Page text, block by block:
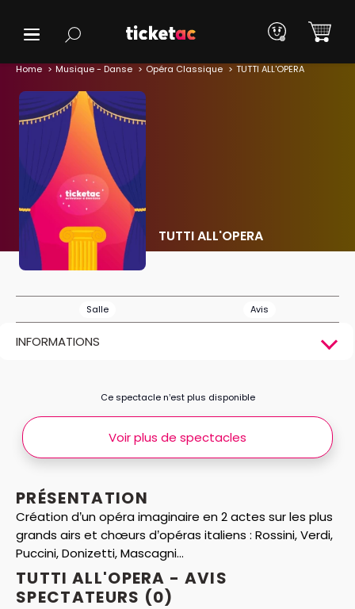
Home Musique - Danse Opéra Classique TUTTI ALL'OPERA
TUTTI ALL'OPERA
Salle Avis
INFORMATIONS
PRÉSENTATION
Création d’un opéra imaginaire en 2 actes sur les plus
grands airs et chœurs d’opéras italiens : Rossini, Verdi,
Puccini, Donizetti, Mascagni...
Ce spectacle n’est plus disponible
Voir plus de spectacles
TUTTI ALL'OPERA - AVIS
SPECTATEURS (0)